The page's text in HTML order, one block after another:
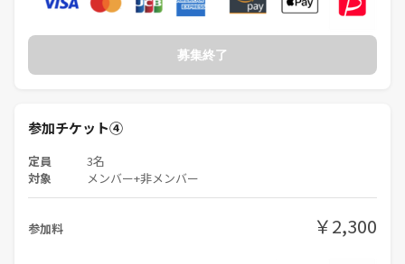
募集終了
参加チケット④
定員 3名
対象 メンバー+非メンバー
参加料 ￥2,300